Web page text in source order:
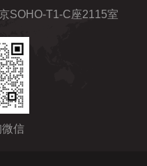
SOHO-T1-C座2115室
微信